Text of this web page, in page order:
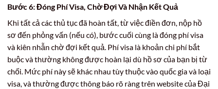
Bước 6: Đóng Phí Visa, Chờ Đợi Và Nhận Kết Quả
Khi tất cả các thủ tục đã hoàn tất, từ việc điền đơn, nộp hồ
sơ đến phỏng vấn (nếu có), bước cuối cùng là đóng phí visa
và kiên nhẫn chờ đợi kết quả. Phí visa là khoản chi phí bắt
buộc và thường không được hoàn lại dù hồ sơ của bạn bị từ
chối. Mức phí này sẽ khác nhau tùy thuộc vào quốc gia và loại
visa, và thường được thông báo rõ ràng trên website của Đại